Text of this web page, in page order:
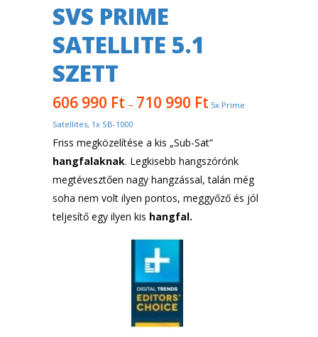
SVS PRIME
SATELLITE 5.1
SZETT
606 990 Ft – 710 990 Ft 5x Prime
Satellites, 1x SB-1000
Friss megközelítése a kis „Sub-Sat”
hangfalaknak. Legkisebb hangszórónk
megtévesztően nagy hangzással, talán még
soha nem volt ilyen pontos, meggyőző és jól
teljesítő egy ilyen kis hangfal.